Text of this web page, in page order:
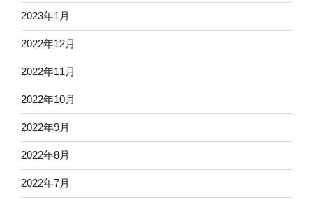
2023年1月
2022年12月
2022年11月
2022年10月
2022年9月
2022年8月
2022年7月